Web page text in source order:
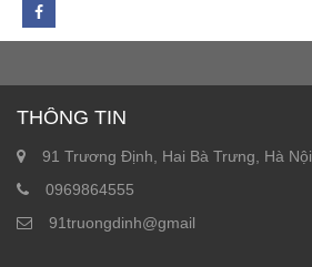
THÔNG TIN
91 Trương Định, Hai Bà Trưng, Hà Nội
0969864555
91truongdinh@gmail